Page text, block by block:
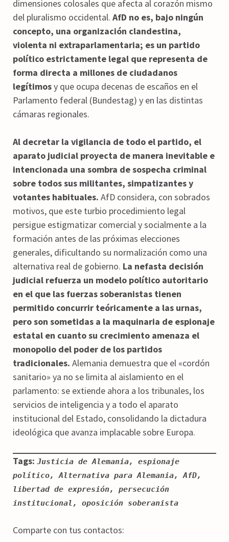
dimensiones colosales que afecta al corazón mismo
del pluralismo occidental. AfD no es, bajo ningún
concepto, una organización clandestina,
violenta ni extraparlamentaria; es un partido
político estrictamente legal que representa de
forma directa a millones de ciudadanos
legítimosy que ocupa decenas de escaños en el
Parlamento federal (Bundestag) y en las distintas
cámaras regionales.
Al decretar la vigilancia de todo el partido, el
aparato judicial proyecta de manera inevitable e
intencionada una sombra de sospecha criminal
sobre todos sus militantes, simpatizantes y
votantes habituales. AfD considera, con sobrados
motivos, que este turbio procedimiento legal
persigue estigmatizar comercial y socialmente a la
formación antes de las próximas elecciones
generales, dificultando su normalización como una
alternativa real de gobierno. La nefasta decisión
judicial refuerza un modelo político autoritario
en el que las fuerzas soberanistas tienen
permitido concurrir teóricamente a las urnas,
pero son sometidas a la maquinaria de espionaje
estatal en cuanto su crecimiento amenaza el
monopolio del poder de los partidos
tradicionales. Alemania demuestra que el «cordón
sanitario» ya no se limita al aislamiento en el
parlamento: se extiende ahora a los tribunales, los
servicios de inteligencia y a todo el aparato
institucional del Estado, consolidando la dictadura
ideológica que avanza implacable sobre Europa.
Tags: Justicia de Alemania, espionaje
político, Alternativa para Alemania, AfD,
libertad de expresión, persecución
institucional, oposición soberanista
Comparte con tus contactos: